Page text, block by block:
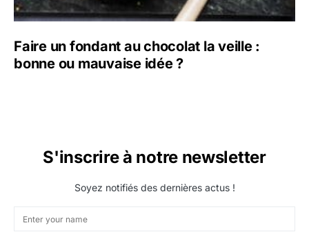
Faire un fondant au chocolat la veille :
bonne ou mauvaise idée ?
S'inscrire à notre newsletter
Soyez notifiés des dernières actus !